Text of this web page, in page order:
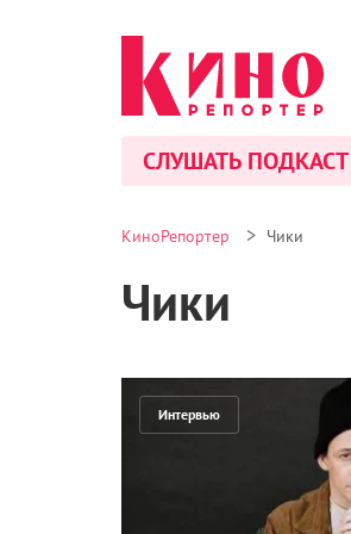
СЛУШАТЬ ПОДКАСТ
КиноРепортер > Чики
Чики
Интервью